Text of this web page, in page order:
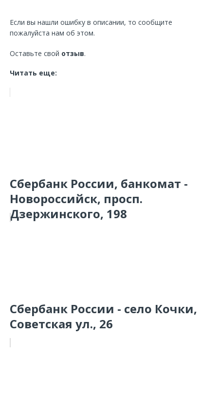
Если вы нашли ошибку в описании, то сообщите
пожалуйста нам об этом.
Оставьте свой отзыв.
Читать еще:
Сбербанк России, банкомат -
Новороссийск, просп.
Дзержинского, 198
Сбербанк России - село Кочки,
Советская ул., 26